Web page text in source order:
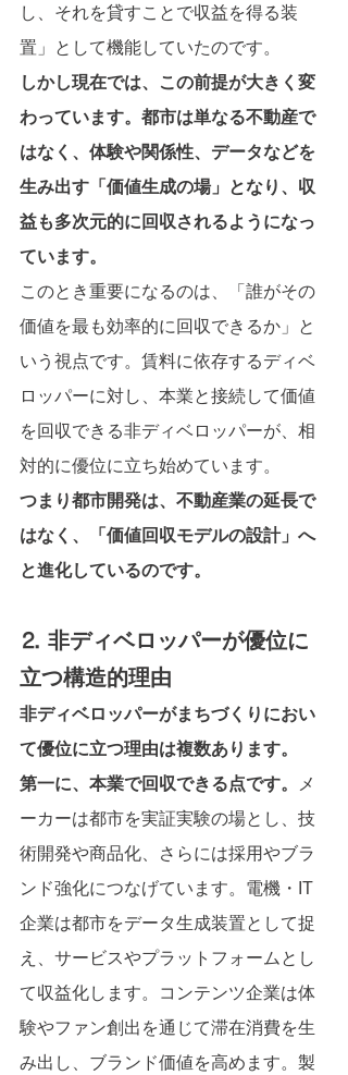
し、それを貸すことで収益を得る装
置」として機能していたのです。
しかし現在では、この前提が大きく変
わっています。都市は単なる不動産で
はなく、体験や関係性、データなどを
生み出す「価値生成の場」となり、収
益も多次元的に回収されるようになっ
ています。
このとき重要になるのは、「誰がその
価値を最も効率的に回収できるか」と
いう視点です。賃料に依存するディベ
ロッパーに対し、本業と接続して価値
を回収できる非ディベロッパーが、相
対的に優位に立ち始めています。
つまり都市開発は、不動産業の延長で
はなく、「価値回収モデルの設計」へ
と進化しているのです。
⒉ 非ディベロッパーが優位に
立つ構造的理由
非ディベロッパーがまちづくりにおい
て優位に立つ理由は複数あります。
第一に、本業で回収できる点です。
メ
ーカーは都市を実証実験の場とし、技
術開発や商品化、さらには採用やブラ
ンド強化につなげています。電機・IT
企業は都市をデータ生成装置として捉
え、サービスやプラットフォームとし
て収益化します。コンテンツ企業は体
験やファン創出を通じて滞在消費を生
み出し、ブランド価値を高めます。製